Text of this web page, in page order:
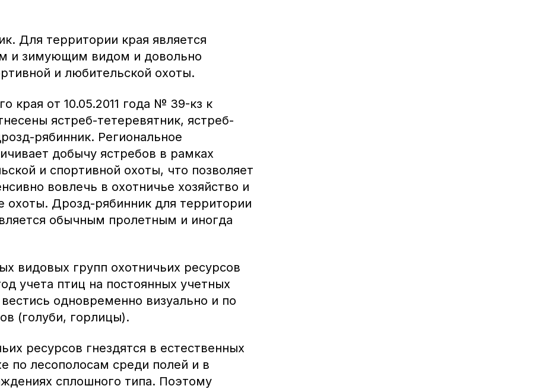
Для территории края является
и зимующим видом и довольно
и любительской охоты.
края от 10.05.2011 года № 39-кз к
ястреб-тетеревятник, ястреб-
рябинник. Региональное
добычу ястребов в рамках
и спортивной охоты, что позволяет
вовлечь в охотничье хозяйство и
охоты. Дрозд-рябинник для территории
обычным пролетным и иногда
видовых групп охотничьих ресурсов
учета птиц на постоянных учетных
одновременно визуально и по
(голуби, горлицы).
ресурсов гнездятся в естественных
по лесополосам среди полей и в
сплошного типа. Поэтому